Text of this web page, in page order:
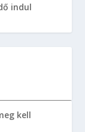
indul
kell